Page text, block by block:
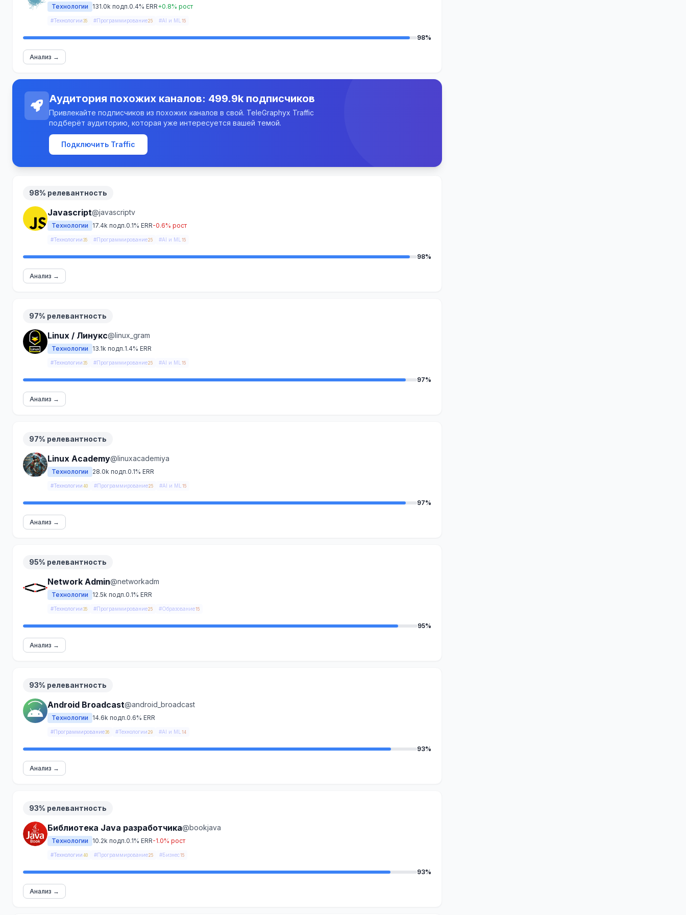
Технологии 131.0k подп.0.4% ERR+0.8% рост
#Технологии 35 #Программирование25 #AI и ML 15
98%
Анализ →
Аудитория похожих каналов: 499.9k подписчиков
Привлекайте подписчиков из похожих каналов в свой. TeleGraphyx Traffic
подберёт аудиторию, которая уже интересуется вашей темой.
Подключить Traffic
98% релевантность
Javascript@javascriptv
Технологии 17.4k подп.0.1% ERR-0.6% рост
#Технологии 35 #Программирование25 #AI и ML 15
98%
Анализ →
97% релевантность
Linux / Линукс@linux_gram
Технологии 13.1k подп.1.4% ERR
#Технологии 35 #Программирование25 #AI и ML 15
97%
Анализ →
97% релевантность
Linux Academy@linuxacademiya
Технологии 28.0k подп.0.1% ERR
#Технологии 40 #Программирование25 #AI и ML 15
97%
Анализ →
95% релевантность
Network Admin@networkadm
Технологии 12.5k подп.0.1% ERR
#Технологии 35 #Программирование25 #Образование15
95%
Анализ →
93% релевантность
Android Broadcast@android_broadcast
Технологии 14.6k подп.0.6% ERR
#Программирование36 #Технологии 29 #AI и ML 14
93%
Анализ →
93% релевантность
Библиотека Java разработчика@bookjava
Технологии 10.2k подп.0.1% ERR-1.0% рост
#Технологии 40 #Программирование25 #Бизнес15
93%
Анализ →